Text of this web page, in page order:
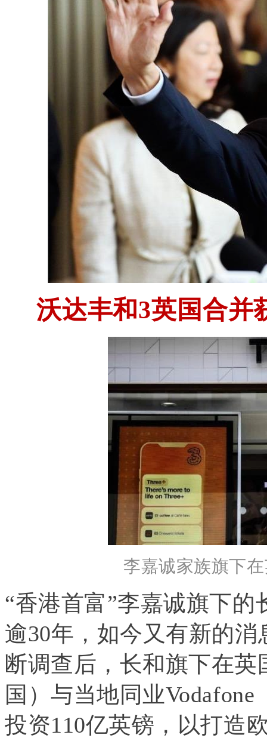
沃达丰和3英国合并
李嘉诚家族旗下
“香港首富”李嘉诚旗下
逾30年，如今又有新的
断调查后，长和旗下在英
国）与当地同业
投资110亿英镑，以打造